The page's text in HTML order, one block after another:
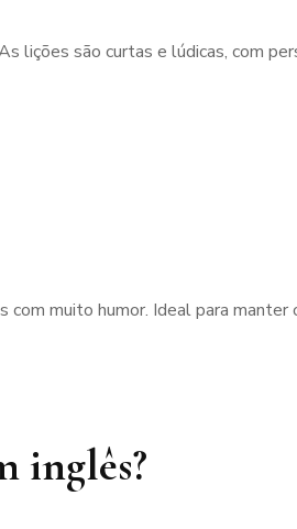
lições são curtas e lúdicas, com
com muito humor. Ideal para
inglês?